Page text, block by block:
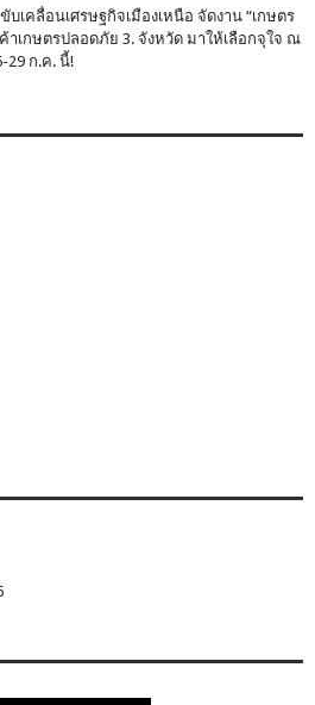
เคลื่อนเศรษฐกิจเมืองเหนือ จัดงาน “เกษตร
าเกษตรปลอดภัย 3. จังหวัด มาให้เลือกจุใจ ณ
29 ก.ค. นี้!